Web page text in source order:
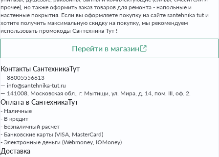
прочее), но также оформить заказ товаров для ремонта - напольные и
настенные покрытия. Если вы оформляете покупку на сайте santehnika tut и
хотите получить максимальную скидку на покупку, мы рекомендуем
использовать промокоды Сантехника Тут !
Перейти в магазин
Контакты СантехникаТут
88005556613
info@santehnika-tut.ru
141008, Московская обл., г. Мытищи, ул. Мира, д. 14, пом. III, оф. 2.
Оплата в СантехникаТут
- Наличные
- В кредит
- Безналичный расчёт
- Банковские карты (VISA, MasterCard)
- Электронные деньги (Webmoney, ЮMoney)
Доставка